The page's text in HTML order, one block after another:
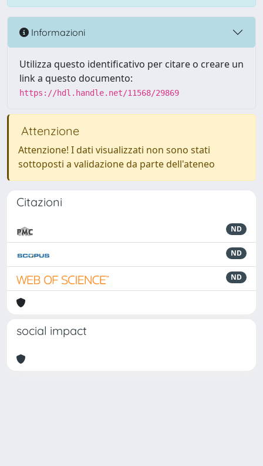
Informazioni
Utilizza questo identificativo per citare o creare un
link a questo documento:
https://hdl.handle.net/11568/29869
Attenzione
Attenzione! I dati visualizzati non sono stati
sottoposti a validazione da parte dell'ateneo
Citazioni
ND
ND
ND
social impact